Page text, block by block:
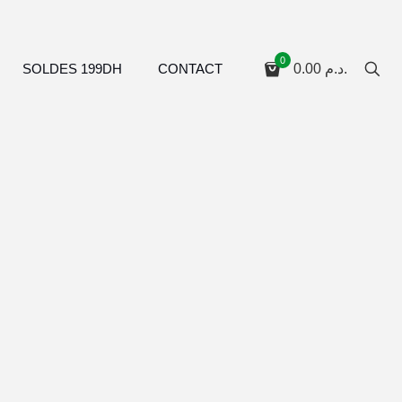
SOLDES 199DH CONTACT
0
0.00 د.م.